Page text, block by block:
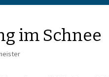
Trainingsangebote
im Schnee